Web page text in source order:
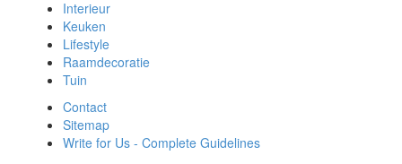
Interieur
Keuken
Lifestyle
Raamdecoratie
Tuin
Contact
Sitemap
Write for Us - Complete Guidelines